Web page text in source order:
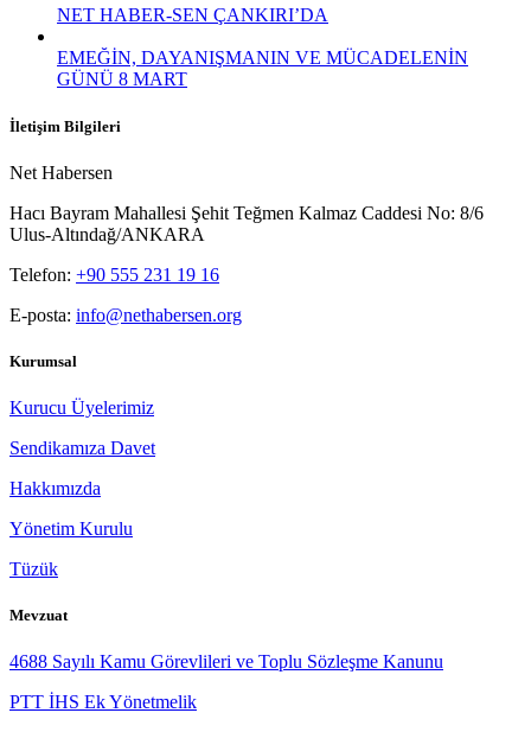
NET HABER-SEN ÇANKIRI’DA
EMEĞİN, DAYANIŞMANIN VE MÜCADELENİN
GÜNÜ 8 MART
İletişim Bilgileri
Net Habersen
Hacı Bayram Mahallesi Şehit Teğmen Kalmaz Caddesi No: 8/6
Ulus-Altındağ/ANKARA
Telefon: +90 555 231 19 16
E-posta: info@nethabersen.org
Kurumsal
Kurucu Üyelerimiz
Sendikamıza Davet
Hakkımızda
Yönetim Kurulu
Tüzük
Mevzuat
4688 Sayılı Kamu Görevlileri ve Toplu Sözleşme Kanunu
PTT İHS Ek Yönetmelik